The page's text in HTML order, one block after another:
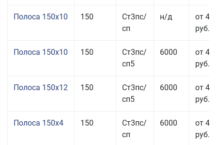
Полоса 150x10 150
Ст3пс/
сп
н/д
от 43
руб.
Полоса 150x10 150
Ст3пс/
сп5
6000
от 43
руб.
Полоса 150x12 150
Ст3пс/
сп5
6000
от 45
руб.
Полоса 150x4 150
Ст3пс/
сп
6000
от 46
руб.